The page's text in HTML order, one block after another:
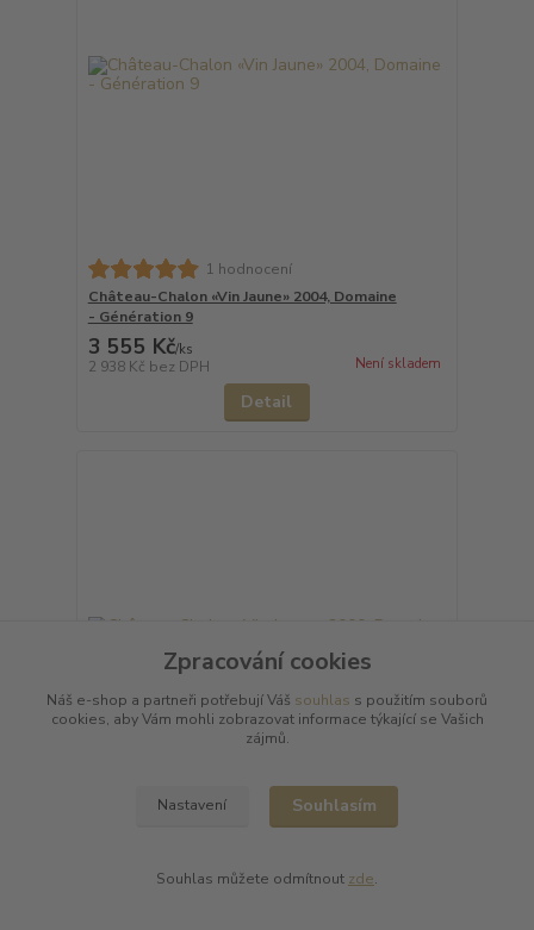
1 hodnocení
Château-Chalon «Vin Jaune» 2004, Domaine
- Génération 9
3 555 Kč/ks
2 938 Kč bez DPH Není skladem
Detail
1 hodnocení
- Génération 9
Zpracování cookies
Náš e-shop a partneři potřebují Váš souhlas s použitím souborů
cookies, aby Vám mohli zobrazovat informace týkající se Vašich
zájmů.
Nastavení Souhlasím
Souhlas můžete odmítnout zde.